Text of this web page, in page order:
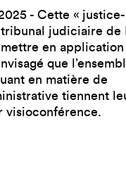
- Cette « justice-
judiciaire de
mettre en application
que
en matière de
tiennent
visioconférence.